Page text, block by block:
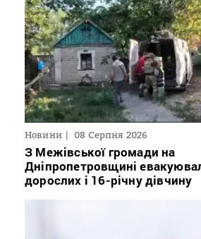
Новини 08 Серпня 2026
З Межівської громади на
Дніпропетровщині
дорослих і 16-річну дівчину